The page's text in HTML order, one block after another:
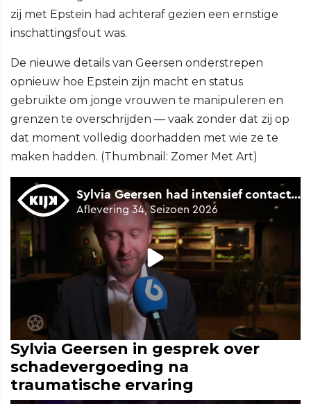
zij met Epstein had achteraf gezien een ernstige
inschattingsfout was.
De nieuwe details van Geersen onderstrepen
opnieuw hoe Epstein zijn macht en status
gebruikte om jonge vrouwen te manipuleren en
grenzen te overschrijden — vaak zonder dat zij op
dat moment volledig doorhadden met wie ze te
maken hadden. (Thumbnail: Zomer Met Art)
Sylvia Geersen in gesprek over
schadevergoeding na
traumatische ervaring